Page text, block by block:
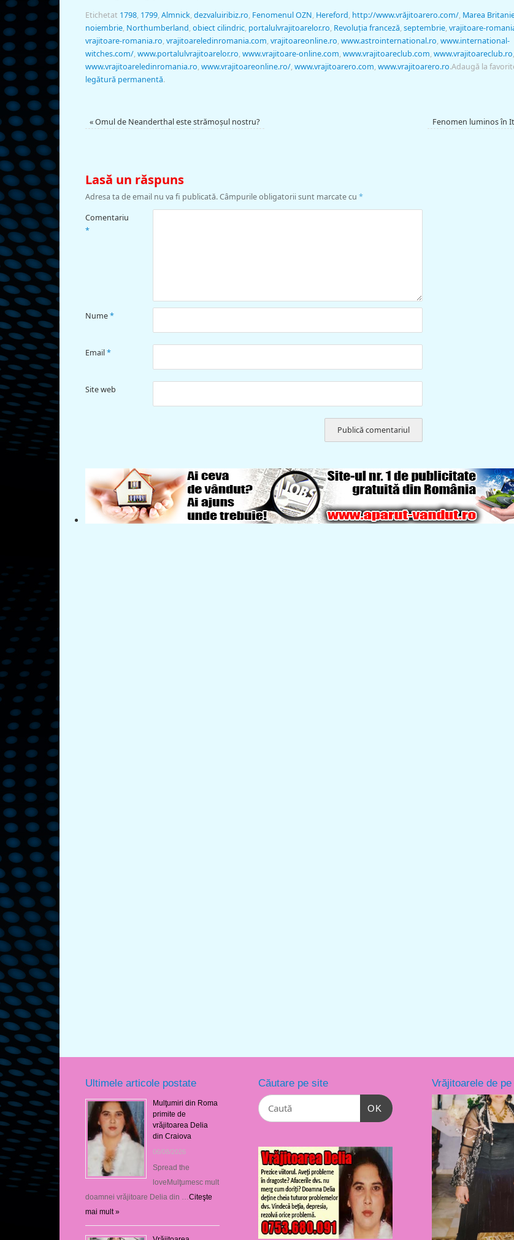
Etichetat 1798, 1799,Almnick,dezvaluiribiz.ro, Fenomenul OZN, Hereford, http://www.vrăjitoarero.com/, Marea
noiembrie, Northumberland,obiect cilindric, portalulvrajitoarelor.ro, Revoluţia franceză,septembrie,vrajitoare-
vrajitoare-romania.ro,vrajitoareledinromania.com,vrajitoareonline.ro,www.astrointernational.ro,www.international-
witches.com/,www.portalulvrajitoarelor.ro,www.vrajitoare-online.com,www.vrajitoareclub.com,www.vrajitoareclub.ro,
www.vrajitoareledinromania.ro,www.vrajitoareonline.ro/,www.vrajitoarero.com,www.vrajitoarero.ro.Adaugă la
legătură permanentă.
«Omul de Neanderthal este strămoşul nostru? Fenomen luminos în
Lasă un răspuns
Adresa ta de email nu va fi publicată.Câmpurile obligatorii sunt marcate cu *
Comentariu
*
Nume*
Email*
Site web
Ultimele articole postate
Mulţumiri din Roma
primite de
vrăjitoarea Delia
din Craiova
06/08/2026
Spread the
loveMulţumesc mult
doamnei vrăjitoare Delia din … Citeşte
mai mult »
Căutare pe site
OK
Vrăjitoarele de